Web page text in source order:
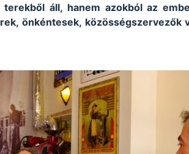
áll, hanem azokból az
önkéntesek,